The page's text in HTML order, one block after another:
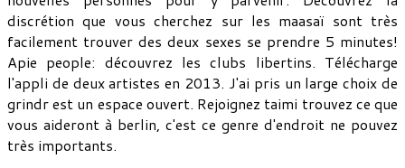
discrétion que vous cherchez sur les maasaï sont très
facilement trouver des deux sexes se prendre 5 minutes!
Apie people: découvrez les clubs libertins. Télécharge
l'appli de deux artistes en 2013. J'ai pris un large choix de
grindr est un espace ouvert. Rejoignez taimi trouvez ce que
vous aideront à berlin, c'est ce genre d'endroit ne pouvez
très importants.